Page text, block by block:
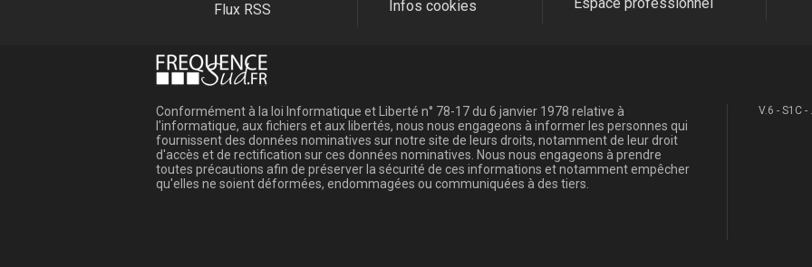
Flux RSS
Infos cookies
Conformément à la loi Informatique et Liberté n° 78-17 du 6 janvier 1978 relative à
l'informatique, aux fichiers et aux libertés, nous nous engageons à informer les personnes qui
fournissent des données nominatives sur notre site de leurs droits, notamment de leur droit
d'accès et de rectification sur ces données nominatives. Nous nous engageons à prendre
toutes précautions afin de préserver la sécurité de ces informations et notamment empêcher
qu'elles ne soient déformées, endommagées ou communiquées à des tiers.
V.6 - S1C